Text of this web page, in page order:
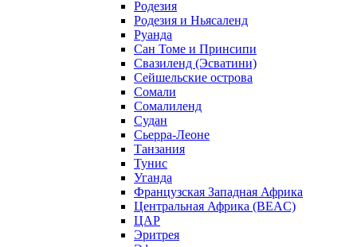
Родезия
Родезия и Ньясаленд
Руанда
Сан Томе и Принсипи
Свазиленд (Эсватини)
Сейшельские острова
Сомали
Сомалиленд
Судан
Сьерра-Леоне
Танзания
Тунис
Уганда
Французская Западная Африка
Центральная Африка (BEAC)
ЦАР
Эритрея